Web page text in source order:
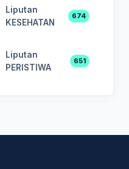
Liputan
KESEHATAN
674
Liputan
PERISTIWA
651